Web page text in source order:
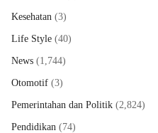
Kesehatan (3)
Life Style (40)
News (1,744)
Otomotif (3)
Pemerintahan dan Politik (2,824)
Pendidikan (74)